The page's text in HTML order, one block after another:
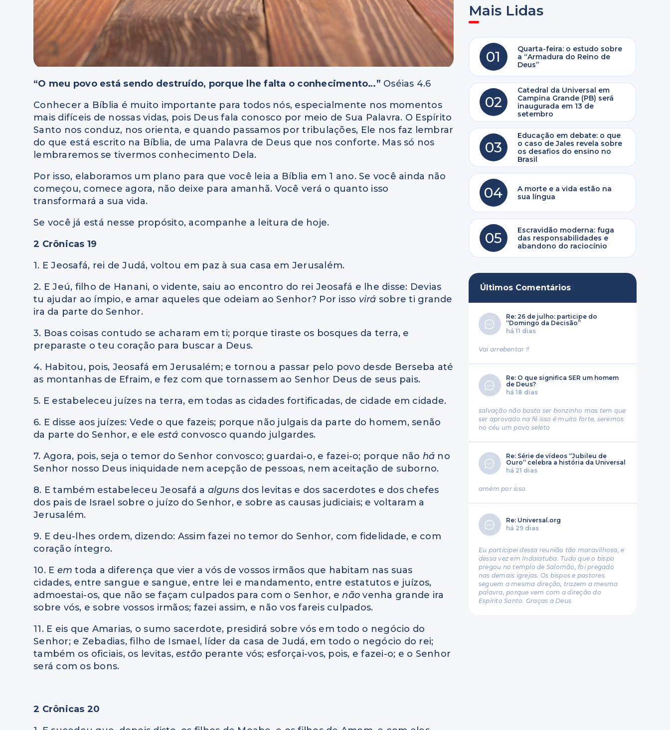
“O meu povo está sendo destruído, porque lhe falta o conhecimento…” Oséias 4.6
Conhecer a Bíblia é muito importante para todos nós, especialmente nos momentos
mais difíceis de nossas vidas, pois Deus fala conosco por meio de Sua Palavra. O Espírito
Santo nos conduz, nos orienta, e quando passamos por tribulações, Ele nos faz lembrar
do que está escrito na Bíblia, de uma Palavra de Deus que nos conforte. Mas só nos
lembraremos se tivermos conhecimento Dela.
Por isso, elaboramos um plano para que você leia a Bíblia em 1 ano. Se você ainda não
começou, comece agora, não deixe para amanhã. Você verá o quanto isso
transformará a sua vida.
Se você já está nesse propósito, acompanhe a leitura de hoje.
2 Crônicas 19
1. E Jeosafá, rei de Judá, voltou em paz à sua casa em Jerusalém.
2. E Jeú, filho de Hanani, o vidente, saiu ao encontro do rei Jeosafá e lhe disse: Devias
tu ajudar ao ímpio, e amar aqueles que odeiam ao Senhor? Por isso virá sobre ti grande
ira da parte do Senhor.
3. Boas coisas contudo se acharam em ti; porque tiraste os bosques da terra, e
preparaste o teu coração para buscar a Deus.
4. Habitou, pois, Jeosafá em Jerusalém; e tornou a passar pelo povo desde Berseba até
as montanhas de Efraim, e fez com que tornassem ao Senhor Deus de seus pais.
5. E estabeleceu juízes na terra, em todas as cidades fortificadas, de cidade em cidade.
6. E disse aos juízes: Vede o que fazeis; porque não julgais da parte do homem, senão
da parte do Senhor, e ele está convosco quando julgardes.
7. Agora, pois, seja o temor do Senhor convosco; guardai-o, e fazei-o; porque não há no
Senhor nosso Deus iniquidade nem acepção de pessoas, nem aceitação de suborno.
8. E também estabeleceu Jeosafá a alguns dos levitas e dos sacerdotes e dos chefes
dos pais de Israel sobre o juízo do Senhor, e sobre as causas judiciais; e voltaram a
Jerusalém.
9. E deu-lhes ordem, dizendo: Assim fazei no temor do Senhor, com fidelidade, e com
coração íntegro.
10. E emtoda a diferença que vier a vós de vossos irmãos que habitam nas suas
cidades, entre sangue e sangue, entre lei e mandamento, entre estatutos e juízos,
admoestai-os, que não se façam culpados para com o Senhor, enãovenha grande ira
sobre vós, e sobre vossos irmãos; fazei assim, e não vos fareis culpados.
11. E eis que Amarias, o sumo sacerdote, presidirá sobre vós em todo o negócio do
Senhor; e Zebadias, filho de Ismael, líder da casa de Judá, em todo o negócio do rei;
também os oficiais, os levitas,estão perante vós; esforçai-vos, pois, e fazei-o; e o Senhor
será com os bons.
2 Crônicas 20
Mais Lidas
01
Quarta-feira: o estudo sobre
a “Armadura do Reino de
Deus”
02
Catedral da Universal em
Campina Grande (PB) será
inaugurada em 13 de
setembro
03
Educação em debate: o que
o caso de Jales revela sobre
os desafios do ensino no
Brasil
04
A morte e a vida estão na
sua língua
05
Escravidão moderna: fuga
das responsabilidades e
abandono do raciocínio
Últimos Comentários
Re: 26 de julho: participe do
“Domingo da Decisão”
há 11 dias
Vai arrebentar !!
Re: O que significa SER um homem
de Deus?
há 18 dias
salvação não basta ser bonzinho mas tem que
ser aprovado na fé isso é muito forte, seremos
no céu um povo seleto
Re: Série de vídeos “Jubileu de
Ouro” celebra a história da Universal
há 21 dias
amém por isso
Re: Universal.org
há 29 dias
Eu participei dessa reunião tão maravilhosa, e
dessa vez em Indaiatuba. Tudo que o bispo
pregou no templo de Salomão, foi pregado
nas demais igrejas. Os bispos e pastores
seguem a mesma direção, trazem a mesma
palavra, porque vem com a direção do
Espírito Santo. Graças a Deus